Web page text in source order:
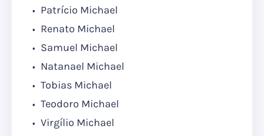
Patrício Michael
Renato Michael
Samuel Michael
Natanael Michael
Tobias Michael
Teodoro Michael
Virgílio Michael